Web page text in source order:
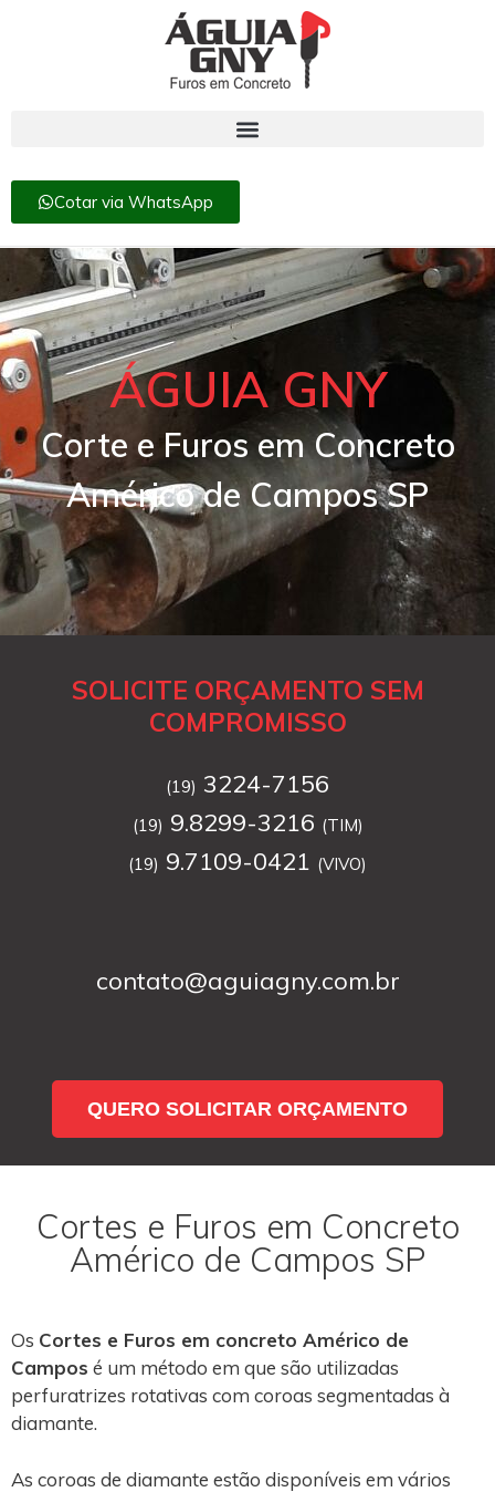
Cotar via WhatsApp
ÁGUIA GNY
Corte e Furos em Concreto
Américo de Campos SP
SOLICITE ORÇAMENTO SEM
COMPROMISSO
(19) 3224-7156
(19) 9.8299-3216 (TIM)
(19) 9.7109-0421 (VIVO)
contato@aguiagny.com.br
QUERO SOLICITAR ORÇAMENTO
Cortes e Furos em Concreto
Américo de Campos SP
Os Cortes e Furos em concreto Américo de
Campos é um método em que são utilizadas
perfuratrizes rotativas com coroas segmentadas à
diamante.
As coroas de diamante estão disponíveis em vários